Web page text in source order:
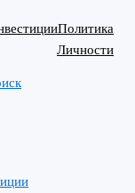
Политика
Личности